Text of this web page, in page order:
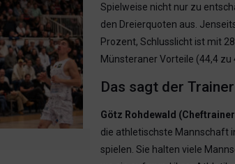
Spielweise nicht nur zu
den Dreierquoten aus.
Prozent, Schlusslicht ist mit
Münsteraner Vorteile (44,4 zu
Das sagt der Trainer
Götz Rohdewald
die athletischste Mannschaft
spielen. Sie halten viele